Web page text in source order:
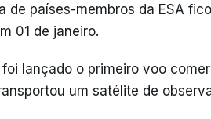
de países-membros da ESA
01 de janeiro.
lançado o primeiro voo
um satélite de